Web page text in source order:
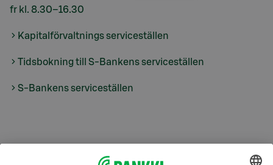
fr kl. 8.30–16.30
Kapitalförvaltnings serviceställen
Tidsbokning till S-Bankens serviceställen
S-Bankens serviceställen
S-Prime